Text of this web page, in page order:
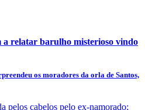
a relatar barulho misterioso vindo
os moradores da orla de Santos,